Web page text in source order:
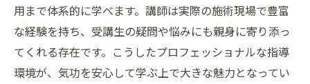
用まで体系的に学べます。講師は実際の施術現場で豊富
な経験を持ち、受講生の疑問や悩みにも親身に寄り添っ
てくれる存在です。こうしたプロフェッショナルな指導
環境が、気功を安心して学ぶ上で大きな魅力となってい